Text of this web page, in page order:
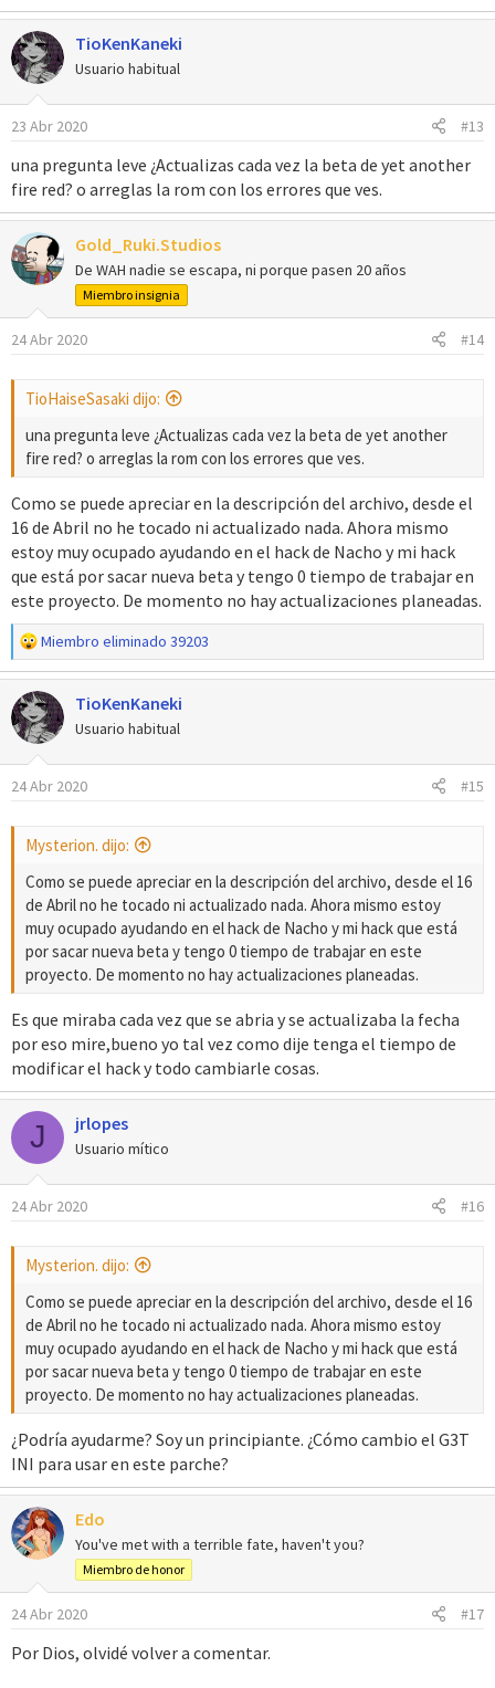
TioKenKaneki
Usuario habitual
23 Abr 2020 #13
una pregunta leve ¿Actualizas cada vez la beta de yet another
fire red? o arreglas la rom con los errores que ves.
Gold_Ruki.Studios
De WAH nadie se escapa, ni porque pasen 20 años
Miembro insignia
24 Abr 2020 #14
TioHaiseSasaki dijo:
una pregunta leve ¿Actualizas cada vez la beta de yet another
fire red? o arreglas la rom con los errores que ves.
Como se puede apreciar en la descripción del archivo, desde el
16 de Abril no he tocado ni actualizado nada. Ahora mismo
estoy muy ocupado ayudando en el hack de Nacho y mi hack
que está por sacar nueva beta y tengo 0 tiempo de trabajar en
este proyecto. De momento no hay actualizaciones planeadas.
R
e
a
c
c
i
o
n
:
Miembro eliminado 39203
TioKenKaneki
Usuario habitual
24 Abr 2020 #15
Mysterion. dijo:
Como se puede apreciar en la descripción del archivo, desde el 16
de Abril no he tocado ni actualizado nada. Ahora mismo estoy
muy ocupado ayudando en el hack de Nacho y mi hack que está
por sacar nueva beta y tengo 0 tiempo de trabajar en este
proyecto. De momento no hay actualizaciones planeadas.
Es que miraba cada vez que se abria y se actualizaba la fecha
por eso mire,bueno yo tal vez como dije tenga el tiempo de
modificar el hack y todo cambiarle cosas.
J jrlopes
Usuario mítico
24 Abr 2020 #16
Mysterion. dijo:
Como se puede apreciar en la descripción del archivo, desde el 16
de Abril no he tocado ni actualizado nada. Ahora mismo estoy
muy ocupado ayudando en el hack de Nacho y mi hack que está
por sacar nueva beta y tengo 0 tiempo de trabajar en este
proyecto. De momento no hay actualizaciones planeadas.
¿Podría ayudarme? Soy un principiante. ¿Cómo cambio el G3T
INI para usar en este parche?
Edo
You've met with a terrible fate, haven't you?
Miembro de honor
24 Abr 2020 #17
Por Dios, olvidé volver a comentar.